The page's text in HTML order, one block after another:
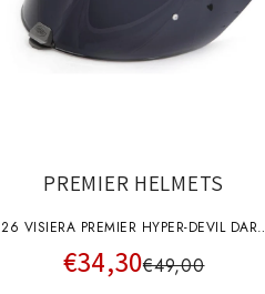
PREMIER HELMETS
26 VISIERA PREMIER HYPER-DEVIL DARK
A+pins
€34,30€49,00